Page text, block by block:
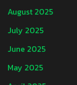
August 2025
July 2025
June 2025
May 2025